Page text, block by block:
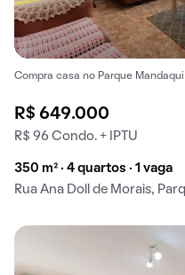
Compra casa no Parque
R$ 649.000
R$ 96 Condo. + IPTU
350 m² · 4 quartos · 1 vaga
Rua Ana Doll de Morais,